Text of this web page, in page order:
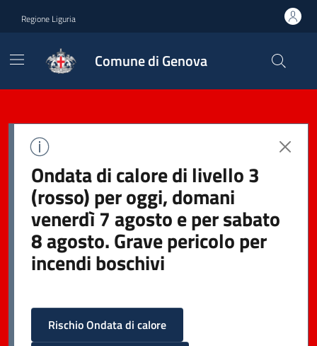
Regione Liguria
Comune di Genova
Ondata di calore di livello 3
(rosso) per oggi, domani
venerdì 7 agosto e per sabato
8 agosto. Grave pericolo per
incendi boschivi
Rischio Ondata di calore